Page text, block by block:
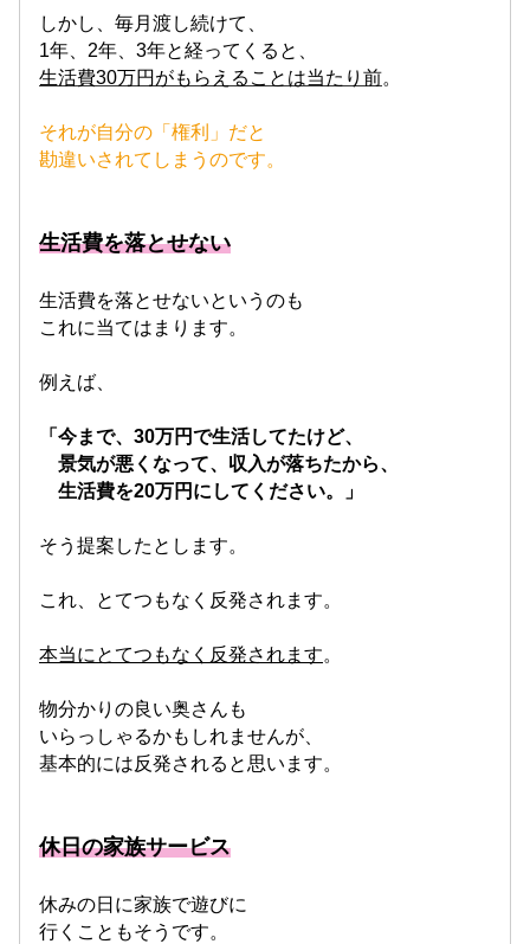
しかし、毎月渡し続けて、
1年、2年、3年と経ってくると、
生活費30万円がもらえることは当たり前。
それが自分の「権利」だと
勘違いされてしまうのです。
生活費を落とせない
生活費を落とせないというのも
これに当てはまります。
例えば、
「今まで、30万円で生活してたけど、
景気が悪くなって、収入が落ちたから、
生活費を20万円にしてください。」
そう提案したとします。
これ、とてつもなく反発されます。
本当にとてつもなく反発されます。
物分かりの良い奥さんも
いらっしゃるかもしれませんが、
基本的には反発されると思います。
休日の家族サービス
休みの日に家族で遊びに
行くこともそうです。